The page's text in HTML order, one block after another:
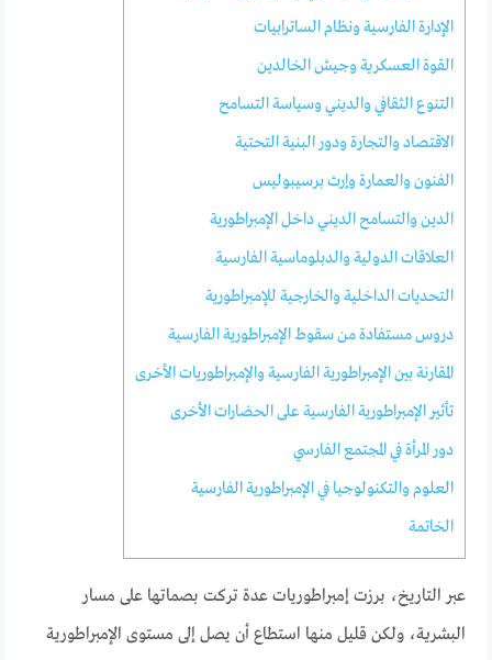
الإدارة الفارسية ونظام الساترابيات
القوة العسكرية وجيش الخالدين
التنوع الثقافي والديني وسياسة التسامح
الاقتصاد والتجارة ودور البنية التحتية
الفنون والعمارة وإرث برسيبوليس
الدين والتسامح الديني داخل الإمبراطورية
العلاقات الدولية والدبلوماسية الفارسية
التحديات الداخلية والخارجية للإمبراطورية
دروس مستفادة من سقوط الإمبراطورية الفارسية
المقارنة بين الإمبراطورية الفارسية والإمبراطوريات الأخرى
تأثير الإمبراطورية الفارسية على الحضارات الأخرى
دور المرأة في المجتمع الفارسي
العلوم والتكنولوجيا في الإمبراطورية الفارسية
الخاتمة
عبر التاريخ، برزت إمبراطوريات عدة تركت بصماتها على مسار
البشرية، ولكن قليل منها استطاع أن يصل إلى مستوى الإمبراطورية